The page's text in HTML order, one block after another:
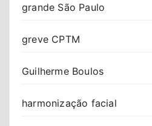
grande São Paulo
greve CPTM
Guilherme Boulos
harmonização facial